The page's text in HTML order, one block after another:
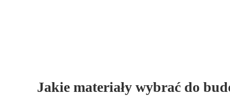
Jakie materiały wybrać do